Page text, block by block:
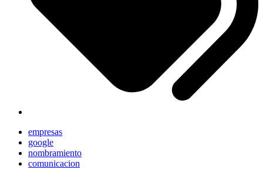
empresas
google
nombramiento
comunicacion